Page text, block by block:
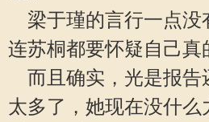
梁于瑾的言行一点没
连苏桐都要怀疑自己真
而且确实，光是报告
太多了，她现在没什么